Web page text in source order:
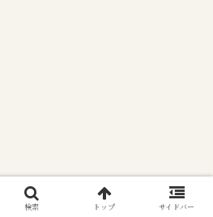
検索 トップ サイドバー